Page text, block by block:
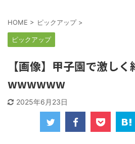
HOME > ピックアップ >
ピックアップ
【画像】甲子園で激し
wwwwww
2025年6月23日